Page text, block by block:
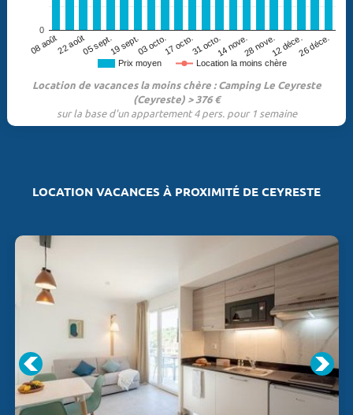
Prix moyen Location la moins chère
08 août22 août05 sept.19 sept.03 octo.17 octo.31 octo.14 nove.28 nove.12 déce.26 déce.
0
Location de vacances la moins chère : Camping Le Ceyreste
(Ceyreste) > 376 €
sur la base d'un appartement 4 pers. pour 1 semaine
LOCATION VACANCES À PROXIMITÉ DE CEYRESTE